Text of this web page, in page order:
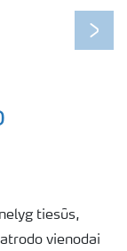
Next
tiesūs,
vienodai